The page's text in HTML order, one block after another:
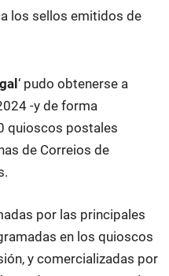
los sellos emitidos de
‘ pudo obtenerse a
-y de forma
quioscos postales
de Correios de
por las principales
en los quioscos
y comercializadas por